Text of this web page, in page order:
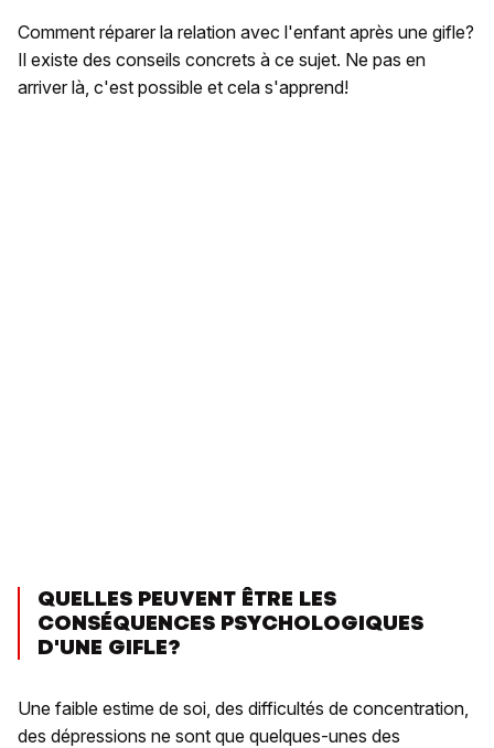
Comment réparer la relation avec l'enfant après une gifle?
Il existe des conseils concrets à ce sujet. Ne pas en
arriver là, c'est possible et cela s'apprend!
QUELLES PEUVENT ÊTRE LES
CONSÉQUENCES PSYCHOLOGIQUES
D'UNE GIFLE?
Une faible estime de soi, des difficultés de concentration,
des dépressions ne sont que quelques-unes des